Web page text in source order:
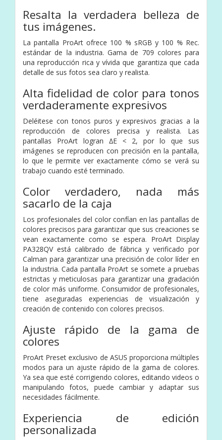
Resalta la verdadera belleza de
tus imágenes.
La pantalla ProArt ofrece 100 % sRGB y 100 % Rec.
estándar de la industria. Gama de 709 colores para
una reproducción rica y vívida que garantiza que cada
detalle de sus fotos sea claro y realista.
Alta fidelidad de color para tonos
verdaderamente expresivos
Deléitese con tonos puros y expresivos gracias a la
reproducción de colores precisa y realista. Las
pantallas ProArt logran ∆E < 2, por lo que sus
imágenes se reproducen con precisión en la pantalla,
lo que le permite ver exactamente cómo se verá su
trabajo cuando esté terminado.
Color verdadero, nada más
sacarlo de la caja
Los profesionales del color confían en las pantallas de
colores precisos para garantizar que sus creaciones se
vean exactamente como se espera. ProArt Display
PA328QV está calibrado de fábrica y verificado por
Calman para garantizar una precisión de color líder en
la industria. Cada pantalla ProArt se somete a pruebas
estrictas y meticulosas para garantizar una gradación
de color más uniforme. Consumidor de profesionales,
tiene aseguradas experiencias de visualización y
creación de contenido con colores precisos.
Ajuste rápido de la gama de
colores
ProArt Preset exclusivo de ASUS proporciona múltiples
modos para un ajuste rápido de la gama de colores.
Ya sea que esté corrigiendo colores, editando videos o
manipulando fotos, puede cambiar y adaptar sus
necesidades fácilmente.
Experiencia de edición
personalizada